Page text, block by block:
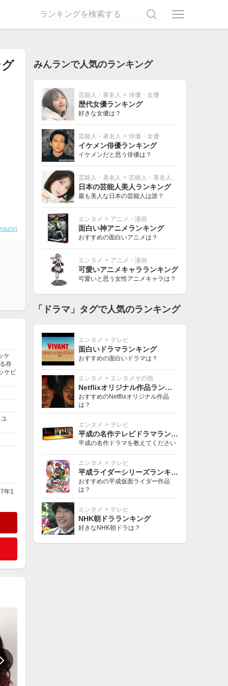
ケ
存
ケビ
年1
みんランで人気のランキング
芸能人・著名人 > 俳優・女優
歴代女優ランキング
好きな女優は？
芸能人・著名人 > 俳優・女優
イケメン俳優ランキング
イケメンだと思う俳優は？
芸能人・著名人 > 芸能人・著名人その他
日本の芸能人美人ランキング
最も美人な日本の芸能人は誰？
エンタメ > アニメ・漫画
面白い神アニメランキング
おすすめの面白いアニメは？
エンタメ > アニメ・漫画
可愛いアニメキャラランキング
可愛いと思う女性アニメキャラは？
「ドラマ」タグで人気のランキング
エンタメ > テレビ
面白いドラマランキング
おすすめの面白いドラマは？
エンタメ > エンタメその他
Netflixオリジナル作品ランキング
おすすめのNetflixオリジナル作品
は？
エンタメ > テレビ
平成の名作テレビドラマランキング
平成の名作ドラマを教えてください
エンタメ > テレビ
平成ライダーシリーズランキング
おすすめの平成仮面ライダー作品
は？
エンタメ > テレビ
NHK朝ドラランキング
好きなNHK朝ドラは？